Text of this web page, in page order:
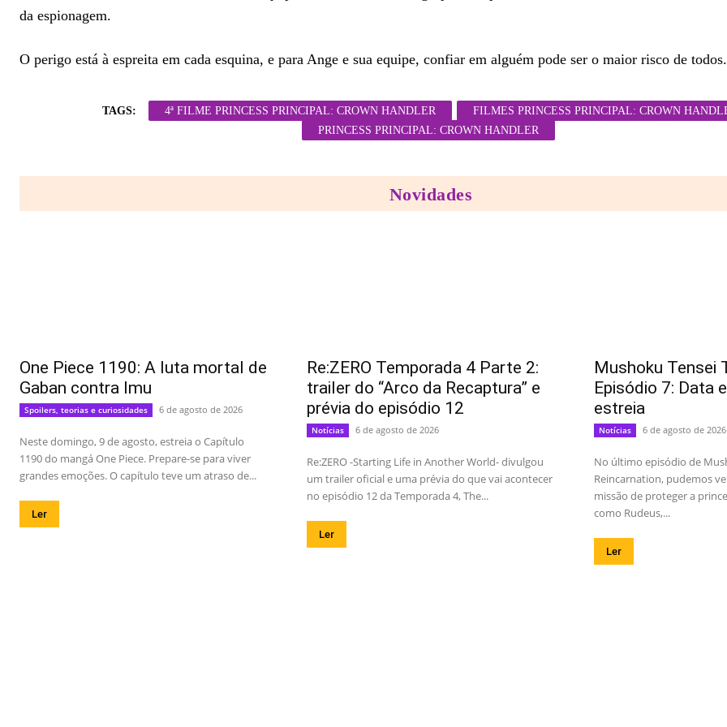
da espionagem.
O perigo está à espreita em cada esquina, e para Ange e sua equipe, confiar em alguém pode ser o maior risco de todos.
TAGS: 4ª FILME PRINCESS PRINCIPAL: CROWN HANDLER
FILMES PRINCESS PRINCIPAL: CROWN
PRINCESS PRINCIPAL: CROWN HANDLER
Novidades
One Piece 1190: A luta mortal de
Gaban contra Imu
Spoilers, teorias e curiosidades 6 de agosto de 2026
Neste domingo, 9 de agosto, estreia o Capítulo
1190 do mangá One Piece. Prepare-se para viver
grandes emoções. O capítulo teve um atraso de...
Ler
Re:ZERO Temporada 4 Parte 2:
trailer do “Arco da Recaptura” e
prévia do episódio 12
Notícias 6 de agosto de 2026
Re:ZERO -Starting Life in Another World- divulgou
um trailer oficial e uma prévia do que vai acontecer
no episódio 12 da Temporada 4, The...
Ler
Mushoku Tensei
Episódio 7: Data
estreia
Notícias 6 de agosto de 2026
No último episódio de
Reincarnation, pudemos
missão de proteger a
como Rudeus,...
Ler